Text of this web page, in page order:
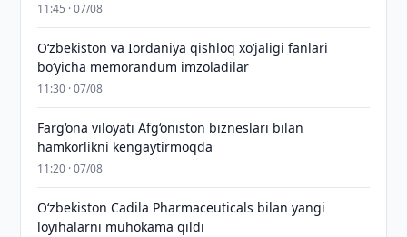
11:45 · 07/08
Oʻzbekiston va Iordaniya qishloq xoʻjaligi fanlari
boʻyicha memorandum imzoladilar
11:30 · 07/08
Farg‘ona viloyati Afg‘oniston bizneslari bilan
hamkorlikni kengaytirmoqda
11:20 · 07/08
Oʻzbekiston Cadila Pharmaceuticals bilan yangi
loyihalarni muhokama qildi